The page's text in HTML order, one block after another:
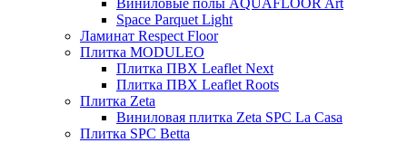
Виниловые полы AQUAFLOOR Art
Space Parquet Light
Ламинат Respect Floor
Плитка MODULEO
Плитка ПВХ Leaflet Next
Плитка ПВХ Leaflet Roots
Плитка Zeta
Виниловая плитка Zeta SPC La Casa
Плитка SPC Betta